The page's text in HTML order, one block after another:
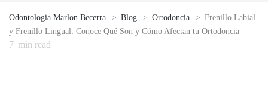
Odontologia Marlon Becerra > Blog > Ortodoncia > Frenillo Labial
y Frenillo Lingual: Conoce Qué Son y Cómo Afectan tu Ortodoncia
7 min read